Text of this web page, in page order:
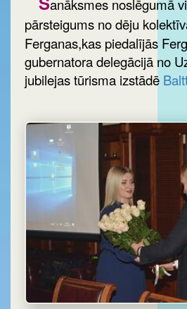
anāksmes noslēgumā
pārsteigums no dēju
Ferganas,kas piedalījās
gubernatora delegācijā no
jubilejas tūrisma izstādē